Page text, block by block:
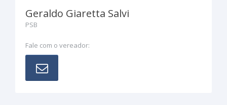
Geraldo Giaretta Salvi
PSB
Fale com o vereador: